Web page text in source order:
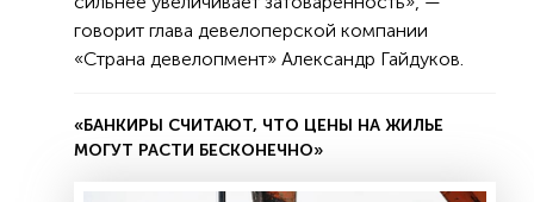
говорит глава девелоперской компании
«Страна девелопмент» Александр Гайдуков.
«БАНКИРЫ СЧИТАЮТ, ЧТО ЦЕНЫ НА ЖИЛЬЕ
МОГУТ РАСТИ БЕСКОНЕЧНО»